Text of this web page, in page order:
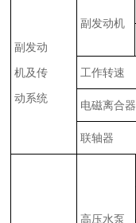
副发动
机及传
动系统
副发动机
工作转速
电磁离合器
联轴器
高压水泵